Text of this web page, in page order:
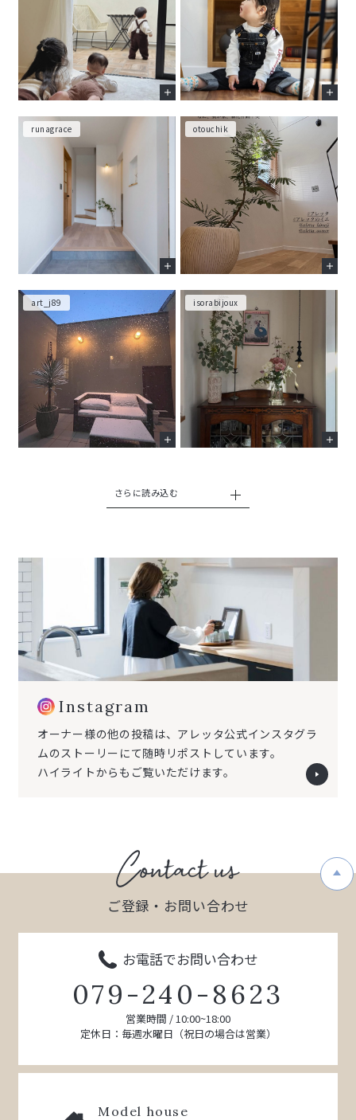
runagrace otouchik
art_j89 isorabijoux
さらに読み込む
Instagram
オーナー様の他の投稿は、 アレッタ公式インスタグラ
ムのストーリーにて随時リポストしています。
ハイライトからもご覧いただけます。
ご登録・お問い合わせ
お電話でお問い合わせ
079-240-8623
営業時間 / 10:00~18:00
定休日：毎週水曜日（祝日の場合は営業）
Model house